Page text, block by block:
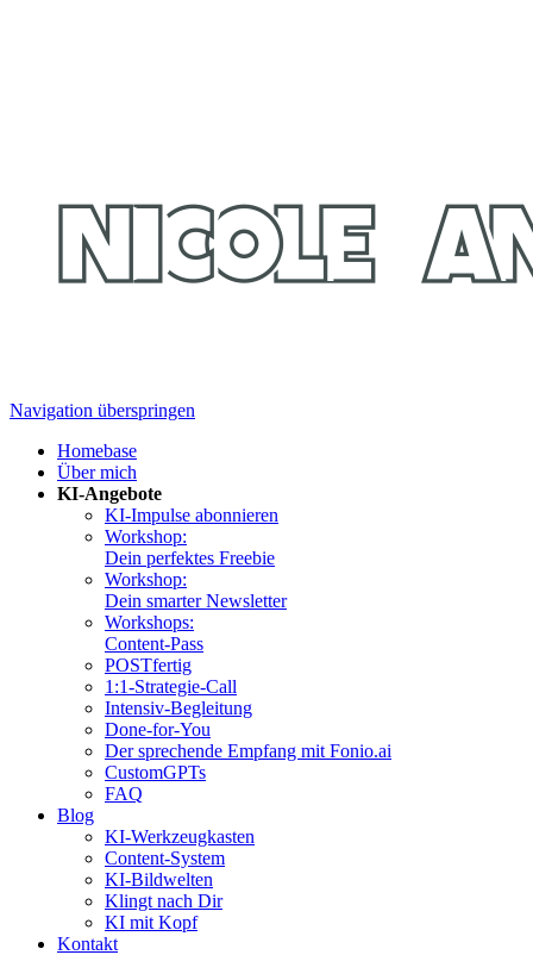
Navigation überspringen
Homebase
Über mich
KI-Angebote
KI-Impulse abonnieren
Workshop:
Dein perfektes Freebie
Workshop:
Dein smarter Newsletter
Workshops:
Content-Pass
POSTfertig
1:1-Strategie-Call
Intensiv-Begleitung
Done-for-You
Der sprechende Empfang mit Fonio.ai
CustomGPTs
FAQ
Blog
KI-Werkzeugkasten
Content-System
KI-Bildwelten
Klingt nach Dir
KI mit Kopf
Kontakt